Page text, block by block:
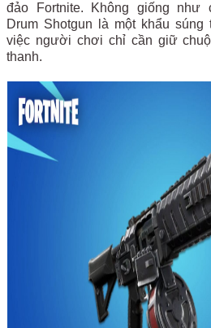
đảo Fortnite. Không giống như
Drum Shotgun là một khẩu
việc người chơi chỉ cần giữ
thanh.